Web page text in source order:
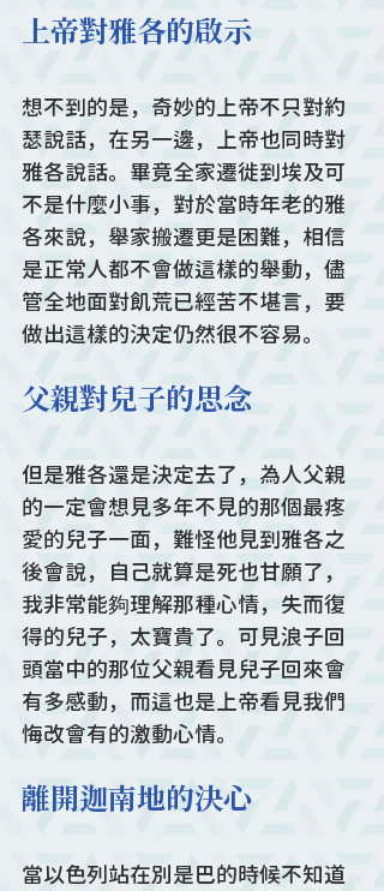
上帝對雅各的啟示
想不到的是，奇妙的上帝不只對約
瑟說話，在另一邊，上帝也同時對
雅各說話。畢竟全家遷徙到埃及可
不是什麼小事，對於當時年老的雅
各來說，舉家搬遷更是困難，相信
是正常人都不會做這樣的舉動，儘
管全地面對飢荒已經苦不堪言，要
做出這樣的決定仍然很不容易。
父親對兒子的思念
但是雅各還是決定去了，為人父親
的一定會想見多年不見的那個最疼
愛的兒子一面，難怪他見到雅各之
後會說，自己就算是死也甘願了，
我非常能夠理解那種心情，失而復
得的兒子，太寶貴了。可見浪子回
頭當中的那位父親看見兒子回來會
有多感動，而這也是上帝看見我們
悔改會有的激動心情。
離開迦南地的決心
當以色列站在別是巴的時候不知道